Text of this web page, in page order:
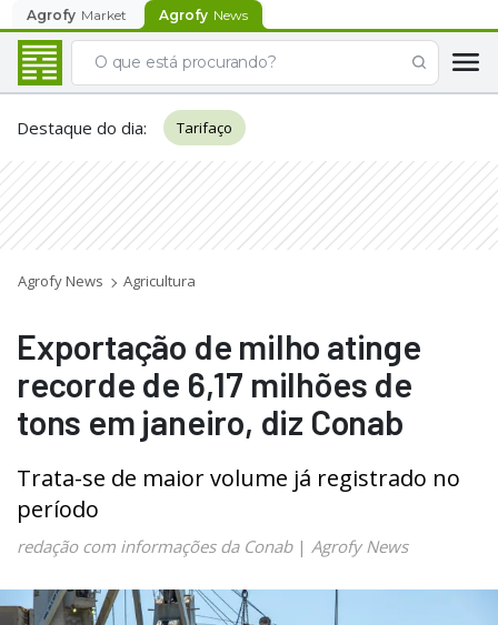
Agrofy Market Agrofy News
Destaque do dia: Tarifaço
Agrofy News Agricultura
Exportação de milho atinge
recorde de 6,17 milhões de
tons em janeiro, diz Conab
Trata-se de maior volume já registrado no
período
redação com informações da Conab| Agrofy News